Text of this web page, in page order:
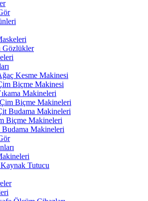
Gözlükler
Kesme Makinesi
Biçme Makinesi
Makineleri
Biçme Makineleri
Budama Makineleri
Biçme Makineleri
Makineleri
Tutucu